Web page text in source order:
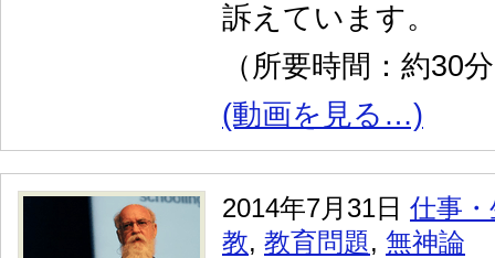
訴えています。
（所要時間：約30
(動画を見る…)
2014年7月31日 仕事
教, 教育問題, 無神論